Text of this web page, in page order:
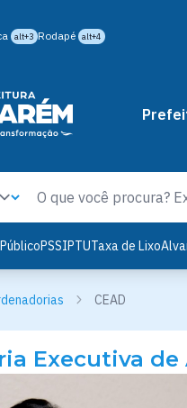
alt+3 Rodapé alt+4
PSSIPTUTaxa de Lixo
CEAD
Executiva